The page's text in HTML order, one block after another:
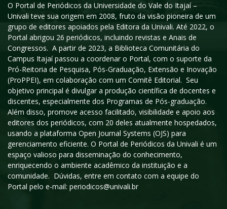
O Portal de Periódicos da Universidade do Vale do Itajaí –
Univali teve sua origem em 2008, fruto da visão pioneira de um
grupo de editores apoiados pela Editora da Univali. Até 2022, o
Portal abrigou 26 periódicos, incluindo revistas e Anais de
Congressos. A partir de 2023, a Biblioteca Comunitária do
Campus Itajaí passou a coordenar o Portal, com o suporte da
Pró-Reitoria de Pesquisa, Pós-Graduação, Extensão e Inovação
(ProPPEI), em colaboração com um Comitê Editorial. Seu
objetivo principal é divulgar a produção científica de docentes e
discentes, especialmente dos Programas de Pós-graduação.
Além disso, promove acesso facilitado, visibilidade e apoio aos
editores dos periódicos, com 20 deles atualmente hospedados,
usando a plataforma Open Journal Systems (OJS) para
gerenciamento eficiente. O Portal de Periódicos da Univali é um
espaço valioso para disseminação do conhecimento,
enriquecendo o ambiente acadêmico da instituição e a
comunidade. Dúvidas, entre em contato com a equipe do
Portal pelo e-mail: periodicos@univali.br